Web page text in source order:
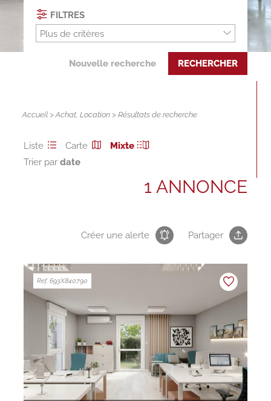
FILTRES
Plus de critères
Nouvelle recherche RECHERCHER
Accueil >Achat,Location > Résultats de recherche
Liste Carte
Mixte
Trier par
1 ANNONCE
Créer une alerte Partager
Ref. 693X840790